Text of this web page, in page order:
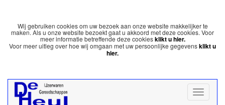
Wij gebruiken cookies om uw bezoek aan onze website makkelijker te
maken. Als u onze website bezoekt gaat u akkoord met deze cookies. Voor
meer informatie betreffende deze cookiesklikt u hier.
Voor meer uitleg over hoe wij omgaan met uw persoonlijke gegevensklikt u
hier.